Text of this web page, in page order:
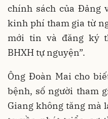
chính sách của Đảng
kinh phí tham gia từ
mới tin và đăng ký
BHXH tự nguyện”.
Ông Đoàn Mai cho
bệnh, số người tham
Giang không tăng mà